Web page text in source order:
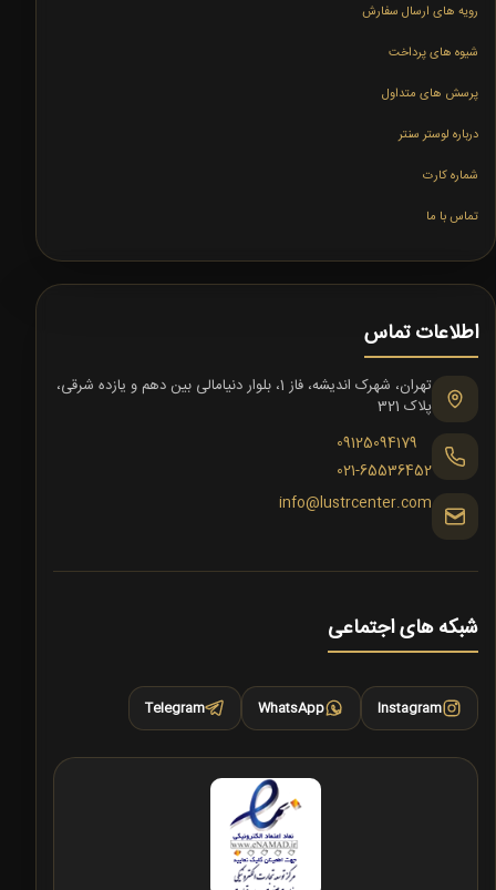
رویه های ارسال سفارش
شیوه های پرداخت
پرسش های متداول
درباره لوستر سنتر
شماره کارت
تماس با ما
اطلاعات تماس
تهران، شهرک اندیشه، فاز 1، بلوار دنیامالی بین دهم و یازده شرقی،
پلاک 321
09125094179
021-65536452
info@lustrcenter.com
شبکه های اجتماعی
Instagram
WhatsApp
Telegram